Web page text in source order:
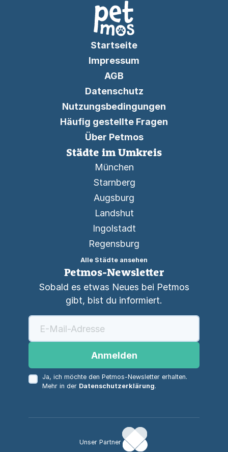
Startseite
Impressum
AGB
Datenschutz
Nutzungsbedingungen
Häufig gestellte Fragen
Über Petmos
Städte im Umkreis
München
Starnberg
Augsburg
Landshut
Ingolstadt
Regensburg
Alle Städte ansehen
Petmos-Newsletter
Sobald es etwas Neues bei Petmos
gibt, bist du informiert.
Anmelden
Ja, ich möchte den Petmos-Newsletter erhalten.
Mehr in der Datenschutzerklärung.
Unser Partner